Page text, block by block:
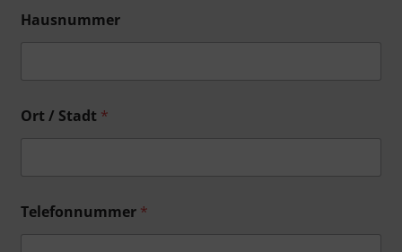
Hausnummer
Ort / Stadt *
Telefonnummer *